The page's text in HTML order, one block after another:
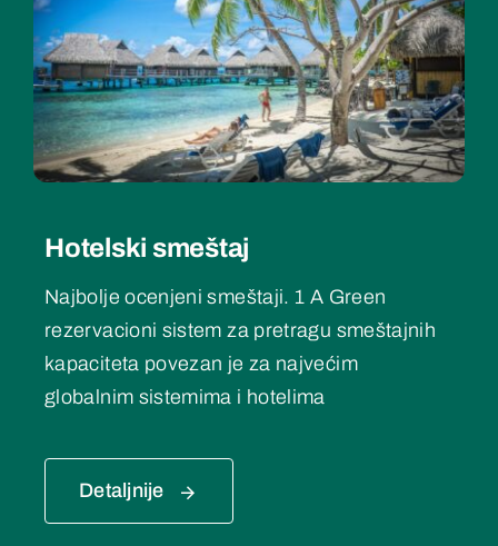
Hotelski smeštaj
Najbolje ocenjeni smeštaji. 1 A Green
rezervacioni sistem za pretragu smeštajnih
kapaciteta povezan je za najvećim
globalnim sistemima i hotelima
Detaljnije